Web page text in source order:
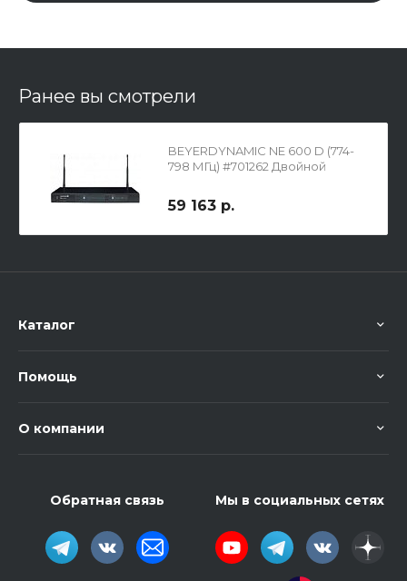
Ранее вы смотрели
BEYERDYNAMIC NE 600 D (774-
798 МГц) #701262 Двойной
OPUS 600
59 163 р.
Каталог
Помощь
О компании
Обратная связь Мы в социальных сетях